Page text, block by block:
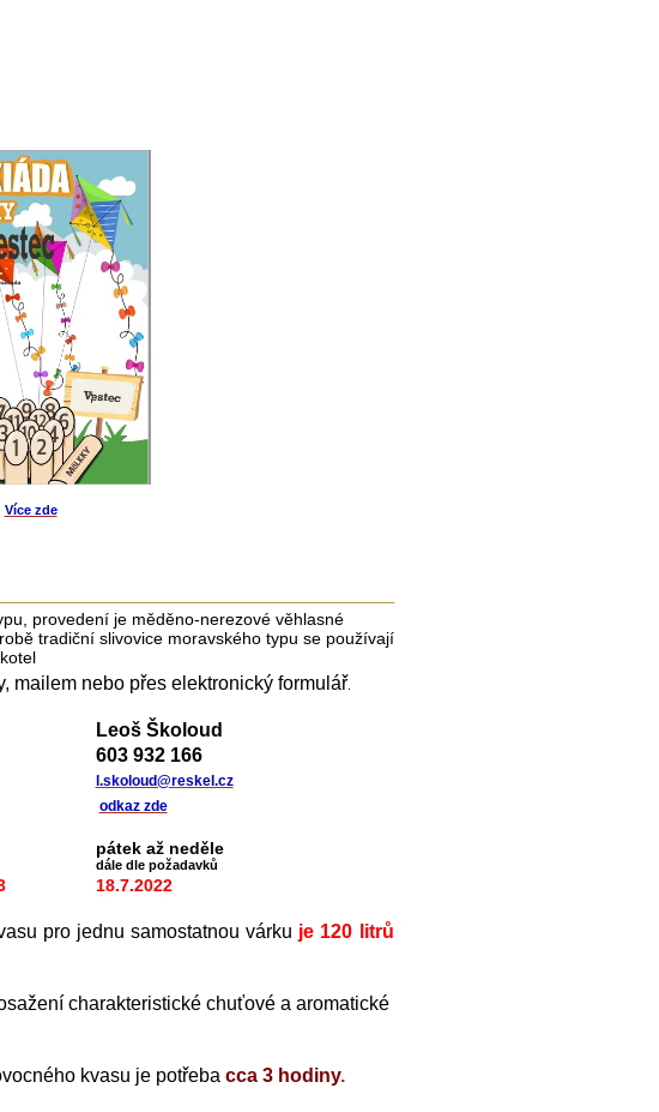
Více zde
provedení je měděno-nerezové věhlasné
tradiční slivovice moravského typu se používají
mailem nebo přes elektronický formulář.
Leoš Školoud
603 932 166
l.skoloud@reskel.cz
odkaz zde
pátek až neděle
dále dle požadavků
18.7.2022
pro jednu samostatnou várku je 120 litrů
charakteristické chuťové a aromatické
kvasu je potřeba cca 3 hodiny.